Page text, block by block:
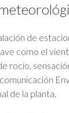
de
como el
rocío,
de la planta.